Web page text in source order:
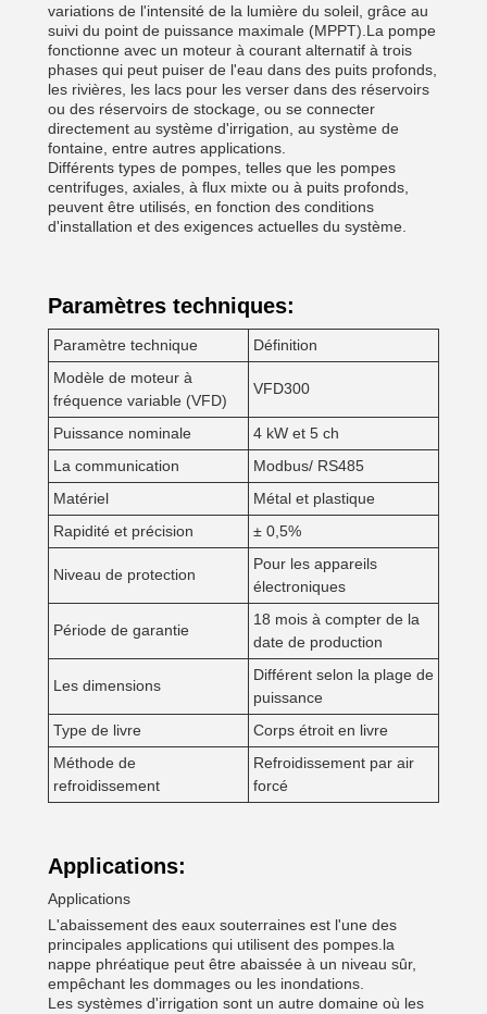
variations de l'intensité de la lumière du soleil, grâce au
suivi du point de puissance maximale (MPPT).La pompe
fonctionne avec un moteur à courant alternatif à trois
phases qui peut puiser de l'eau dans des puits profonds,
les rivières, les lacs pour les verser dans des réservoirs
ou des réservoirs de stockage, ou se connecter
directement au système d'irrigation, au système de
fontaine, entre autres applications.
Différents types de pompes, telles que les pompes
centrifuges, axiales, à flux mixte ou à puits profonds,
peuvent être utilisés, en fonction des conditions
d'installation et des exigences actuelles du système.
Paramètres techniques:
Paramètre technique
Définition
Modèle de moteur à
fréquence variable (VFD)
VFD300
Puissance nominale
4 kW et 5 ch
La communication
Modbus/ RS485
Matériel
Métal et plastique
Rapidité et précision
± 0,5%
Niveau de protection
Pour les appareils
électroniques
Période de garantie
18 mois à compter de la
date de production
Les dimensions
Différent selon la plage de
puissance
Type de livre
Corps étroit en livre
Méthode de
refroidissement
Refroidissement par air
forcé
Applications:
Applications
L'abaissement des eaux souterraines est l'une des
principales applications qui utilisent des pompes.la
nappe phréatique peut être abaissée à un niveau sûr,
empêchant les dommages ou les inondations.
Les systèmes d'irrigation sont un autre domaine où les